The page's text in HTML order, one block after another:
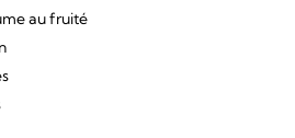
au fruité